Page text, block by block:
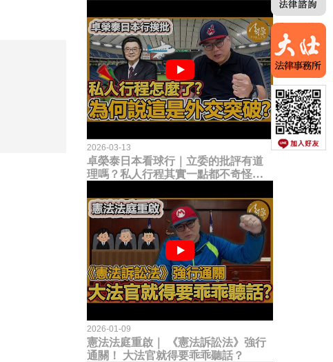
2026-03-13
卓榮泰日本看球行｜立委的批評有道
理嗎？私人行程其實一點都不奇怪？
2026-01-09
憲法法庭重啟｜ 《憲法訴訟法》強行
通關！ 大法官就得要乖乖聽話？